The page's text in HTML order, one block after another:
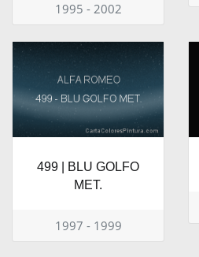
1995 - 2002
499 | BLU GOLFO
MET.
1997 - 1999